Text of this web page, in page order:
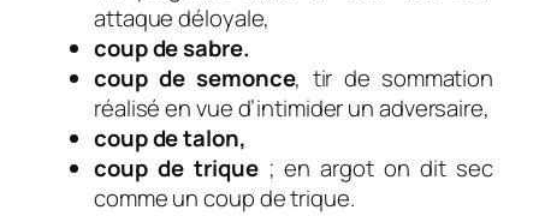
attaque déloyale,
coup de sabre.
coup de semonce, tir de sommation
réalisé en vue d’intimider un adversaire,
coup de talon,
coup de trique ; en argot on dit sec
comme un coup de trique.